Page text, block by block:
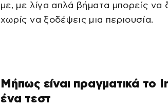
με, με λίγα απλά βήματα μπορείς
χωρίς να ξοδέψεις μια περιουσία.
Μήπως είναι πραγματικά
ένα τεστ